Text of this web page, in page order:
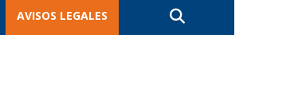
AVISOS LEGALES